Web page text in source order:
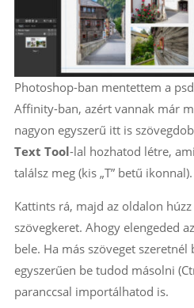
Photoshop-ban mentettem a
Affinity-ban, azért vannak már
nagyon egyszerű itt is
Text Tool-lal hozhatod létre,
találsz meg (kis „T” betű ikonnal).
Kattints rá, majd az oldalon
szövegkeret. Ahogy elengeded
bele. Ha más szöveget szeretnél
egyszerűen be tudod másolni
paranccsal importálhatod is.